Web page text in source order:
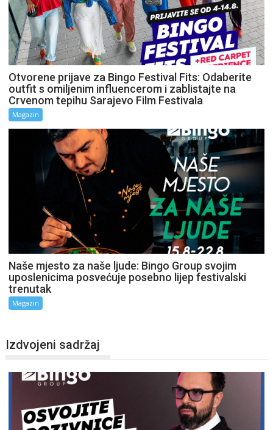
Otvorene prijave za Bingo Festival Fits: Odaberite
outfit s omiljenim influencerom i zablistajte na
Crvenom tepihu Sarajevo Film Festivala
Magazin
Naše mjesto za naše ljude: Bingo Group svojim
uposlenicima posvećuje posebno lijep festivalski
trenutak
Magazin
Izdvojeni sadržaj